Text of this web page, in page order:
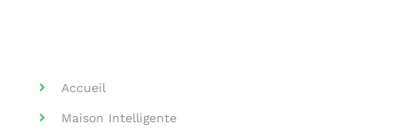
Accueil
Maison Intelligente